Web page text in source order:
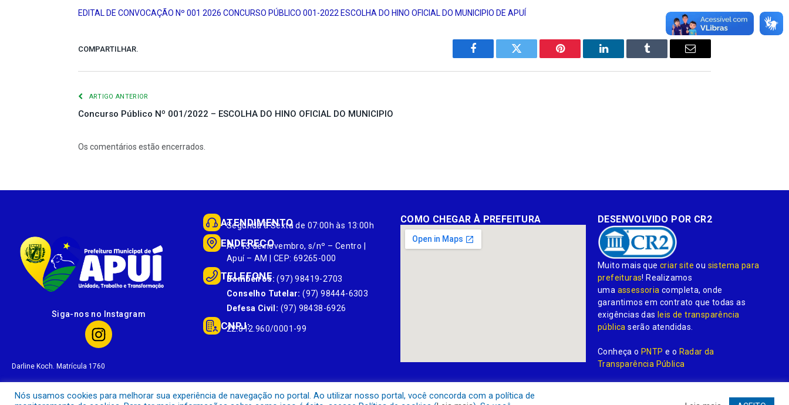
EDITAL DE CONVOCAÇÃO Nº 001 2026 CONCURSO PÚBLICO 001-2022 ESCOLHA DO HINO OFICIAL DO MUNICIPIO DE APUÍ
COMPARTILHAR.
Facebook Twitter Pinterest LinkedIn Tumblr
E-
ARTIGO ANTERIOR
Concurso Público Nº 001/2022 – ESCOLHA DO HINO OFICIAL DO MUNICIPIO
Os comentários estão encerrados.
Siga-nos no Instagram
Darline Koch. Matrícula 1760
ATENDIMENTO
Segunda à Sexta de 07:00h às 13:00h
ENDEREÇO
Av. 13 de novembro, s/nº – Centro |
Apuí – AM | CEP: 69265-000
TELEFONE
Bombeiros: (97) 98419-2703
Conselho Tutelar: (97) 98444-6303
Defesa Civil: (97) 98438-6926
CNPJ:
22.812.960/0001-99
COMO CHEGAR À PREFEITURA DESENVOLVIDO POR CR2
Muito mais quecriar site ou sistema para
prefeituras! Realizamos
uma assessoria completa, onde
garantimos em contrato que todas as
exigências dasleis de transparência
pública serão atendidas.
Conheça oPNTP e o Radar da
Transparência Pública
Nós usamos cookies para melhorar sua experiência de navegação no portal. Ao utilizar nosso portal, você concorda com a política de